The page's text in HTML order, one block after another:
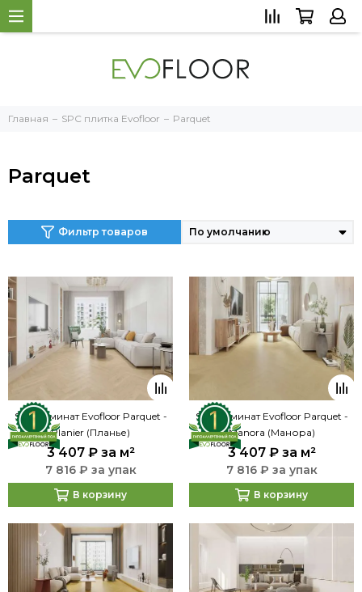
Главная SPC плитка Evofloor Parquet
Parquet
Фильтр товаров
SPC ламинат Evofloor Parquet -
Planier (Планье)
3 407 ₽за м²
7 816 ₽ за упак
В корзину
SPC ламинат Evofloor Parquet -
Manora (Манора)
3 407 ₽за м²
7 816 ₽ за упак
В корзину